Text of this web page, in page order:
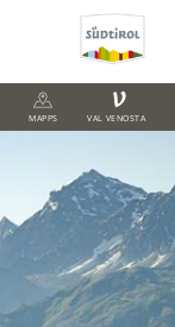
MAPPS
V
VAL VENOSTA